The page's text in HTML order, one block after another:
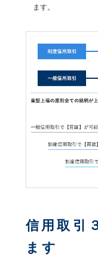
ます。
信用取引
ます